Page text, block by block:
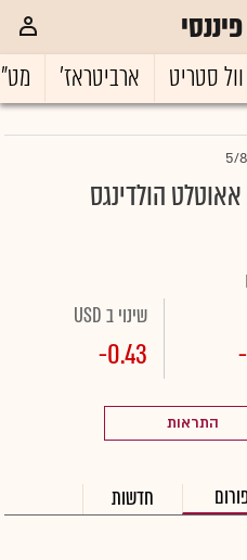
וול סטריט ארביטראז'
5/
אאוטלט הולדינגס
שינוי ב USD
-0.43
התראות
חדשות